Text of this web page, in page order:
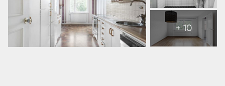
+ 10
Visa
bilder